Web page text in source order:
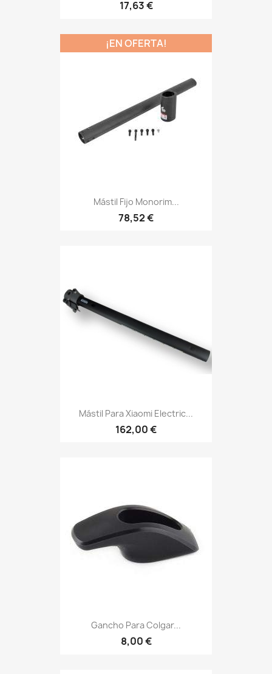
17,63 €
Mástil Fijo Monorim...
78,52 €
¡EN OFERTA!
Mástil Para Xiaomi Electric...
162,00 €
Gancho Para Colgar...
8,00 €